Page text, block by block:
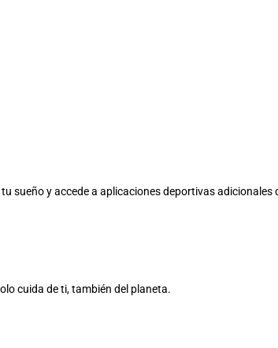
sueño y accede a aplicaciones deportivas adicionales
cuida de ti, también del planeta.